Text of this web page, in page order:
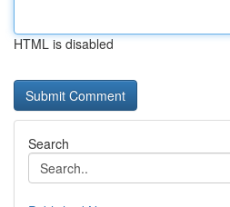
HTML is disabled
Search